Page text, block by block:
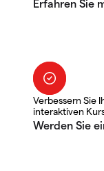
Verbessern Sie
interaktiven